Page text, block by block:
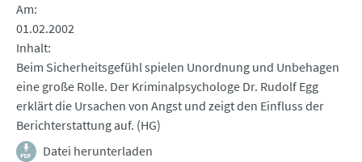
Am
01.02.2002
Inhalt
Beim Sicherheitsgefühl spielen Unordnung und Unbehagen
eine große Rolle. Der Kriminalpsychologe Dr. Rudolf Egg
erklärt die Ursachen von Angst und zeigt den Einfluss der
Berichterstattung auf. (HG)
Datei herunterladen